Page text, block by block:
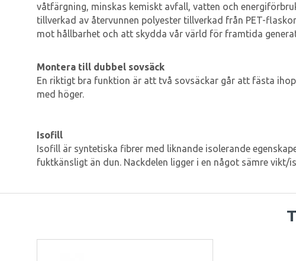
våtfärgning, minskas kemiskt avfall, vatten och
tillverkad av återvunnen polyester tillverkad från PET-
mot hållbarhet och att skydda vår värld för framtida
Montera till dubbel sovsäck
En riktigt bra funktion är att två sovsäckar går att fästa
med höger.
Isofill
Isofill är syntetiska fibrer med liknande isolerande
fuktkänsligt än dun. Nackdelen ligger i en något sämre